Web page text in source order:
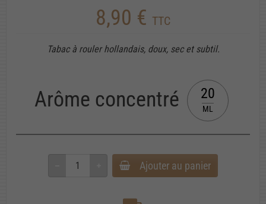
8,90 € TTC
Tabac à rouler hollandais, doux, sec et subtil.
Arôme concentré 20
ML
Ajouter au panier